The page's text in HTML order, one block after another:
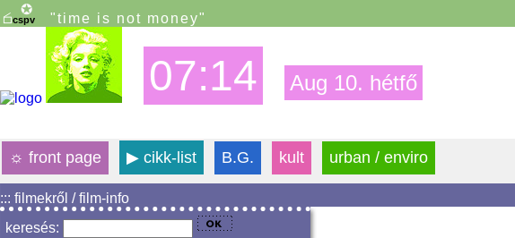
"time is not money"
07:14 Aug 10. hétfő
☼ front page ▶ cikk-list B.G. kult urban / enviro
::: filmekről / film-info
keresés: